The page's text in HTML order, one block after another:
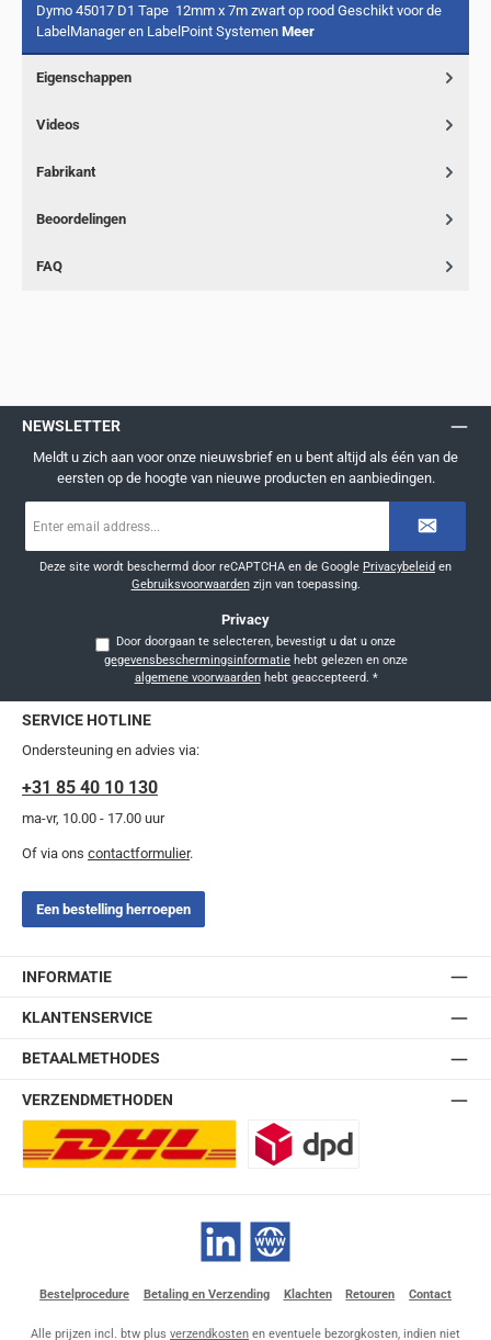
Dymo 45017 D1 Tape 12mm x 7m zwart op rood Geschikt voor de
LabelManager en LabelPoint Systemen Meer
Eigenschappen
Videos
Fabrikant
Beoordelingen
FAQ
NEWSLETTER
Meldt u zich aan voor onze nieuwsbrief en u bent altijd als één van de
eersten op de hoogte van nieuwe producten en aanbiedingen.
mailadres
Deze site wordt beschermd door reCAPTCHA en de Google Privacybeleid en
Gebruiksvoorwaardenzijn van toepassing.
Privacy
Door doorgaan te selecteren, bevestigt u dat u onze
gegevensbeschermingsinformatie
algemene voorwaardenhebt geaccepteerd. *
SERVICE HOTLINE
Ondersteuning en advies via:
+31 85 40 10 130
ma-vr, 10.00 - 17.00 uur
Of via ons contactformulier.
Een bestelling herroepen
INFORMATIE
KLANTENSERVICE
BETAALMETHODES
VERZENDMETHODEN
LinkedIn Website
Bestelprocedure Betaling en Verzending Klachten Retouren Contact
Alle prijzen incl. btw plus verzendkosten en eventuele bezorgkosten, indien niet